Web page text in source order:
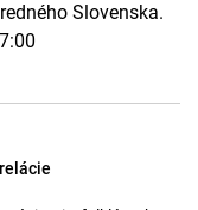
Slovenska.